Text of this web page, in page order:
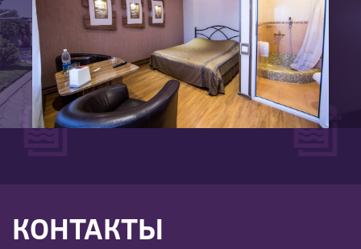
КОНТАКТЫ